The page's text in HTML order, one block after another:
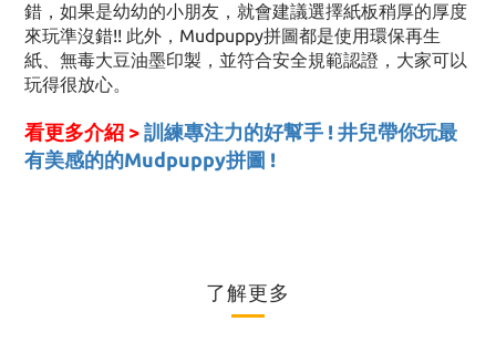
錯，如果是幼幼的小朋友，就會建議選擇紙板稍厚的厚度
來玩準沒錯!! 此外，Mudpuppy拼圖都是使用環保再生
紙、無毒大豆油墨印製，並符合安全規範認證，大家可以
玩得很放心。
看更多介紹 > 訓練專注力的好幫手 ! 井兒帶你玩最
有美感的的Mudpuppy拼圖 !
了解更多